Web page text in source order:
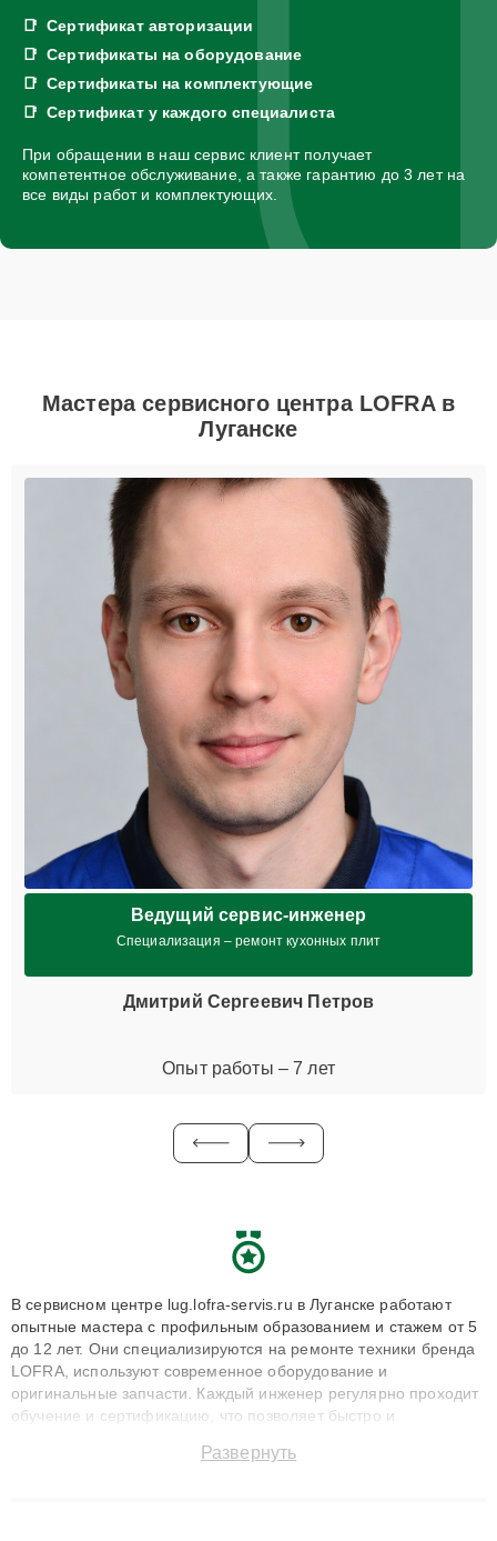
Сертификат авторизации
Сертификаты на оборудование
Сертификаты на комплектующие
Сертификат у каждого специалиста
При обращении в наш сервис клиент получает
компетентное обслуживание, а также гарантию до 3 лет на
все виды работ и комплектующих.
Мастера сервисного центра LOFRA в
Луганске
Ведущий сервис-инженер
Специализация – ремонт кухонных плит
Дмитрий Сергеевич Петров
Опыт работы – 7 лет
В сервисном центре lug.lofra-servis.ru в Луганске работают
опытные мастера с профильным образованием и стажем от 5
до 12 лет. Они специализируются на ремонте техники бренда
LOFRA, используют современное оборудование и
оригинальные запчасти. Каждый инженер регулярно проходит
обучение и сертификацию, что позволяет быстро и
сохранением гарантии до 3 лет. Наши мастера решают
Развернуть